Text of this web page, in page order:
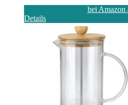
bei Amazon
Details